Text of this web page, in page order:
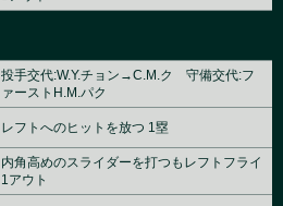
投手交代:W.Y.チョン→C.M.ク 守備交代:フ
ァーストH.M.パク
レフトへのヒットを放つ 1塁
内角高めのスライダーを打つもレフトフライ
1アウト